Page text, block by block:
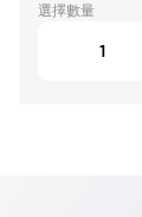
選擇數量